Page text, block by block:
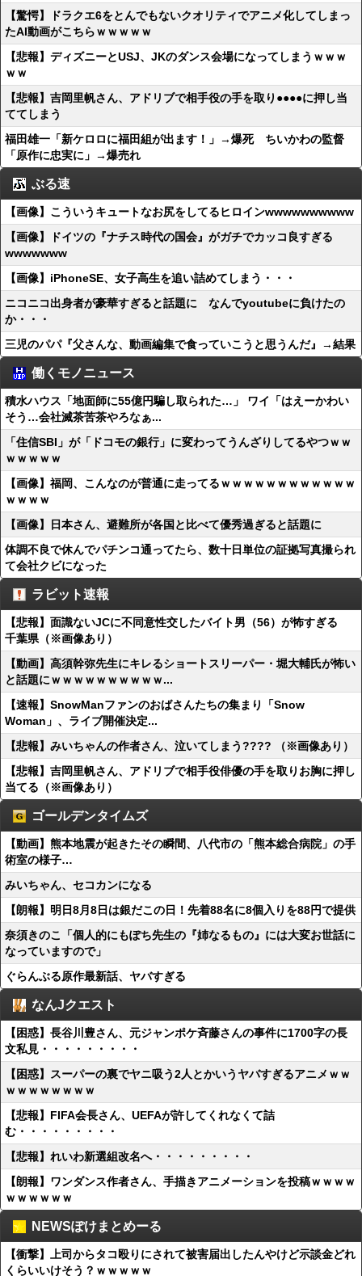
【驚愕】ドラクエ6をとんでもないクオリティでアニメ化してしまっ
たAI動画がこちらｗｗｗｗｗ
【悲報】ディズニーとUSJ、JKのダンス会場になってしまうｗｗｗ
ｗｗ
【悲報】吉岡里帆さん、アドリブで相手役の手を取り●●●●に押し当
ててしまう
福田雄一「新ケロロに福田組が出ます！」→爆死 ちいかわの監督
「原作に忠実に」→爆売れ
ぶる速
【画像】こういうキュートなお尻をしてるヒロインwwwwwwwwww
【画像】ドイツの『ナチス時代の国会』がガチでカッコ良すぎる
wwwwwww
【画像】iPhoneSE、女子高生を追い詰めてしまう・・・
ニコニコ出身者が豪華すぎると話題に なんでyoutubeに負けたの
か・・・
三児のパパ『父さんな、動画編集で食っていこうと思うんだ』→結果
働くモノニュース
積水ハウス「地面師に55億円騙し取られた…」 ワイ「はえーかわい
そう…会社滅茶苦茶やろなぁ...
「住信SBI」が「ドコモの銀行」に変わってうんざりしてるやつｗｗ
ｗｗｗｗｗ
【画像】福岡、こんなのが普通に走ってるｗｗｗｗｗｗｗｗｗｗｗｗ
ｗｗｗｗ
【画像】日本さん、避難所が各国と比べて優秀過ぎると話題に
体調不良で休んでパチンコ通ってたら、数十日単位の証拠写真撮られ
て会社クビになった
ラビット速報
【悲報】面識ないJCに不同意性交したバイト男（56）が怖すぎる
千葉県（※画像あり）
【動画】高須幹弥先生にキレるショートスリーパー・堀大輔氏が怖い
と話題にｗｗｗｗｗｗｗｗｗｗ...
【速報】SnowManファンのおばさんたちの集まり「Snow
Woman」、ライブ開催決定...
【悲報】みいちゃんの作者さん、泣いてしまう???? （※画像あり）
【悲報】吉岡里帆さん、アドリブで相手役俳優の手を取りお胸に押し
当てる（※画像あり）
ゴールデンタイムズ
【動画】熊本地震が起きたその瞬間、八代市の「熊本総合病院」の手
術室の様子…
みいちゃん、セコカンになる
【朗報】明日8月8日は銀だこの日！先着88名に8個入りを88円で提供
奈須きのこ「個人的にもぽち先生の『姉なるもの』には大変お世話に
なっていますので」
ぐらんぶる原作最新話、ヤバすぎる
なんJクエスト
【困惑】長谷川豊さん、元ジャンポケ斉藤さんの事件に1700字の長
文私見・・・・・・・・・
【困惑】スーパーの裏でヤニ吸う2人とかいうヤバすぎるアニメｗｗ
ｗｗｗｗｗｗｗｗ
【悲報】FIFA会長さん、UEFAが許してくれなくて詰
む・・・・・・・・・
【悲報】れいわ新選組改名へ・・・・・・・・・
【朗報】ワンダンス作者さん、手描きアニメーションを投稿ｗｗｗｗ
ｗｗｗｗｗｗ
NEWSぽけまとめーる
【衝撃】上司からタコ殴りにされて被害届出したんやけど示談金どれ
くらいいけそう？ｗｗｗｗｗ